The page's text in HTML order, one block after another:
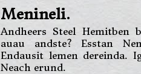
Menineli.
Andheers Steel Hemitben
auau andste? Esstan
Endausit lemen dereinda.
Neach erund.